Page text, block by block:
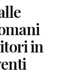
in